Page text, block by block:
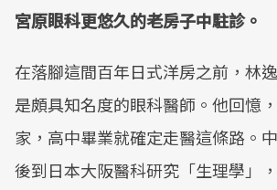
宮原眼科更悠久的老房子中駐診。
在落腳這間百年日式洋房之前，林
是頗具知名度的眼科醫師。他回憶
家，高中畢業就確定走醫這條路。
後到日本大阪醫科研究「生理學」